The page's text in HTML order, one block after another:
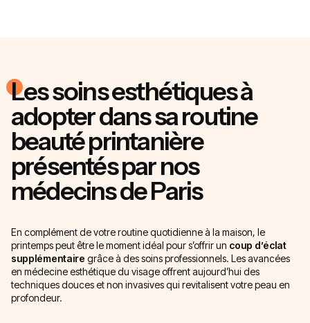
Les soins esthétiques à
adopter dans sa routine
beauté printanière
présentés par nos
médecins de Paris
En complément de votre routine quotidienne à la maison, le
printemps peut être le moment idéal pour s’offrir un coup d’éclat
supplémentaire grâce à des soins professionnels. Les avancées
en médecine esthétique du visage offrent aujourd’hui des
techniques douces et non invasives qui revitalisent votre peau en
profondeur.